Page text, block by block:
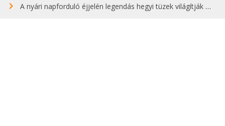
A nyári napforduló éjjelén legendás hegyi tüzek világítják meg Zugspitzét